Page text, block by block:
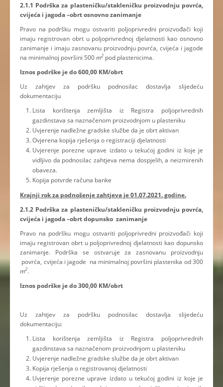
2.1.1 Podrška za plasteničku/stakleničku proizvodnju povrća,
cvijeća i jagoda –obrt osnovno zanimanje
Pravo na podršku mogu ostvariti poljoprivredni proizvođači koji
imaju registrovan obrt u poljoprivrednoj djelatnosti kao osnovno
zanimanje i imaju zasnovanu proizvodnju povrća, cvijeća i jagode
na minimalnoj površini 500m2 pod plastenicima.
Iznos podrške je do 600,00 KM/obrt
Uz zahtjev za podršku podnosilac dostavlja slijedeću
dokumentaciju
Lista korištenja zemljišta iz Registra poljoprivrednih
gazdinstava sa naznačenom proizvodnjom u plasteniku
Uvjerenje nadležne gradske službe da je obrt aktivan
Ovjerena kopija rješenja o registraciji djelatnosti
Uvjerenje porezne uprave izdato u tekućoj godini iz koje je
vidljivo da podnosilac zahtjeva nema dospjelih, a neizmirenih
obaveza.
Kopija potvrde računa banke
Krajnji rok za podnošenje zahtjeva je 01.07.2021. godine.
2.1.2 Podrška za plasteničku/stakleničku proizvodnju povrća,
cvijeća i jagoda –obrt dopunsko zanimanje
Pravo na podršku mogu ostvariti poljoprivredni proizvođači koji
imaju registrovan obrt u poljoprivrednoj djelatnosti kao dopunsko
zanimanje. Podrška se ostvaruje za zasnovanu proizvodnju
povrća, cvijeća i jagode na minimalnoj površini plastenika od 300
m2.
Iznos podrške je do 300,00 KM/obrt
Uz zahtjev za podršku podnosilac dostavlja slijedeću
dokumentaciju:
Lista korištenja zemljišta iz Registra poljoprivrednih
gazdinstava sa naznačenom proizvodnjom u plasteniku
Uvjerenje nadležne gradske službe da je obrt aktivan
Kopija rješenja o registrovanoj djelatnosti
Uvjerenje porezne uprave izdato u tekućoj godini iz koje je